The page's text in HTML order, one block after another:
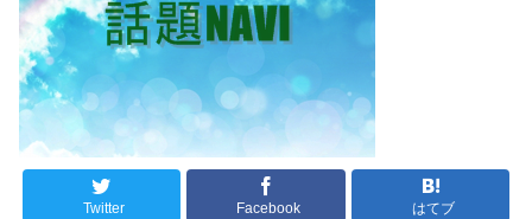
Twitter Facebook はてブ